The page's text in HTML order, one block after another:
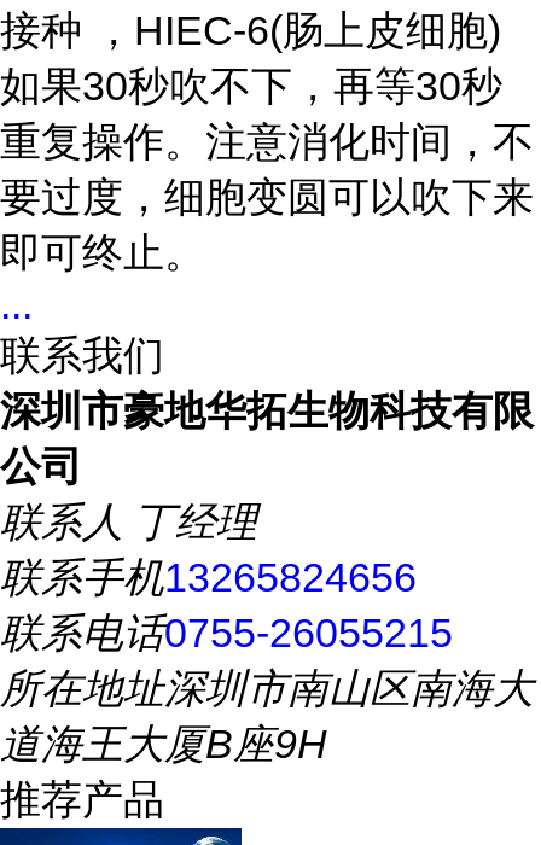
接种 ， HIEC-6(肠上皮细胞)
如果30秒吹不下，再等30秒
重复操作。注意消化时间，不
要过度，细胞变圆可以吹下来
即可终止。
...
联系我们
深圳市豪地华拓生物科技有限
公司
联系人 丁经理
联系手机13265824656
联系电话0755-26055215
所在地址深圳市南山区南海大
道海王大厦B座9H
推荐产品